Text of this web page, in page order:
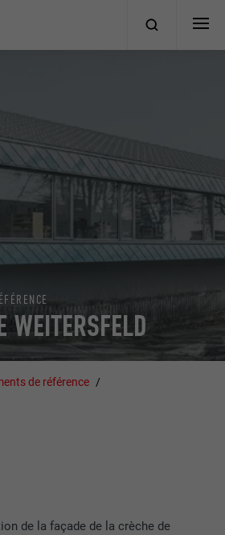
WEITERSFELD
de référence
de la façade de la crèche de